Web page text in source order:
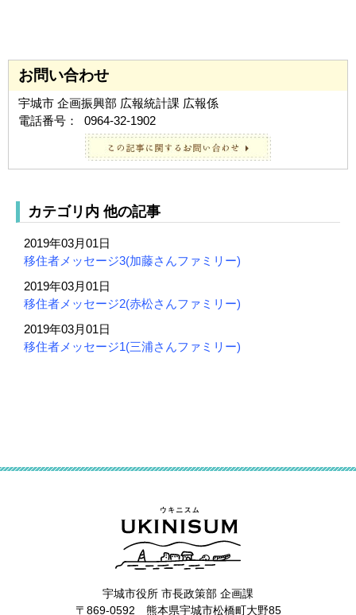
お問い合わせ
宇城市 企画振興部 広報統計課 広報係
電話番号：
0964-32-1902
カテゴリ内 他の記事
2019年03月01日
移住者メッセージ3(加藤さんファミリー)
2019年03月01日
移住者メッセージ2(赤松さんファミリー)
2019年03月01日
移住者メッセージ1(三浦さんファミリー)
宇城市役所 市長政策部 企画課
〒869-0592 熊本県宇城市松橋町大野85